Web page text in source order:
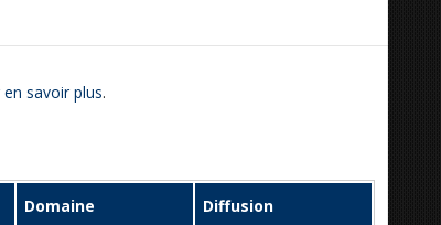
savoir plus.
Domaine Diffusion